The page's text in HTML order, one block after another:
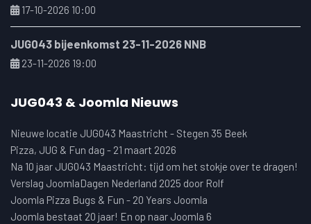
17-10-2026 10:00
JUG043 bijeenkomst 23-11-2026 NNB
23-11-2026 19:00
JUG043 & Joomla Nieuws
Nieuwe locatie JUG043 Maastricht - Stegen 35 Beek
Pizza, JUG & Fun dag - 21 maart 2026
Na 10 jaar JUG043 Maastricht: tijd om het stokje over te dragen!
Verslag JoomlaDagen Nederland 2025 door Rolf
Joomla Pizza Bugs & Fun - 20 Years Joomla
Joomla bestaat 20 jaar! En op naar Joomla 6